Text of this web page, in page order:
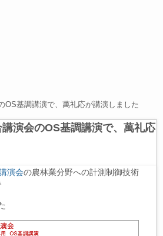
OS基調講演で、萬礼応が講演しました
演会のOS基調講演で、萬礼応
演会の農林業分野への計測制御技術